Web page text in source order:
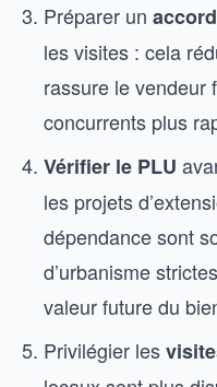
Préparer un
les visites : cela
rassure le vendeur
concurrents plus
Vérifier le PLU
les projets
dépendance sont
d’urbanisme
valeur future du
Privilégier les